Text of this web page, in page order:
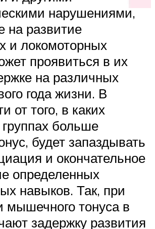
нарушениями,
на развитие
и локомоторных
проявиться в их
на различных
года жизни. В
от того, в каких
больше
будет запаздывать
и окончательное
определенных
навыков. Так, при
тонуса в
задержку развития